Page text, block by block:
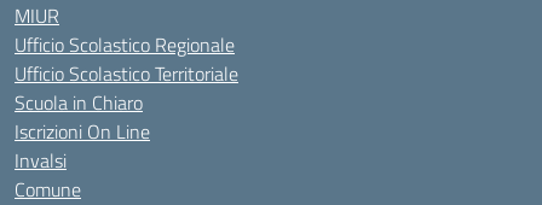
MIUR
Ufficio Scolastico Regionale
Ufficio Scolastico Territoriale
Scuola in Chiaro
Iscrizioni On Line
Invalsi
Comune